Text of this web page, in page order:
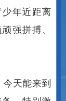
年近距离
强拼搏、
天能来到